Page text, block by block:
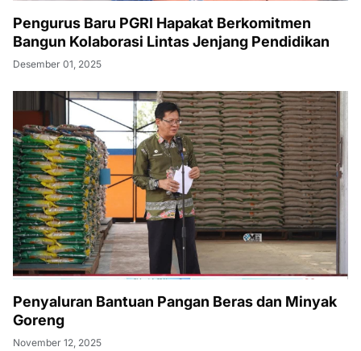
Pengurus Baru PGRI Hapakat Berkomitmen
Bangun Kolaborasi Lintas Jenjang Pendidikan
Desember 01, 2025
Penyaluran Bantuan Pangan Beras dan Minyak
Goreng
November 12, 2025